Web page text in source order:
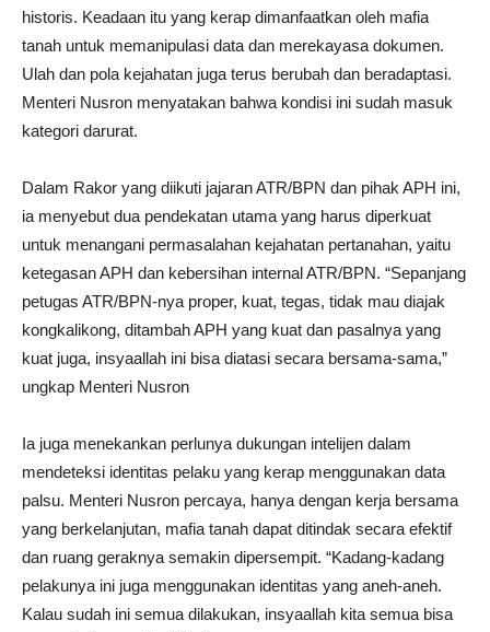
historis. Keadaan itu yang kerap dimanfaatkan oleh mafia
tanah untuk memanipulasi data dan merekayasa dokumen.
Ulah dan pola kejahatan juga terus berubah dan beradaptasi.
Menteri Nusron menyatakan bahwa kondisi ini sudah masuk
kategori darurat.
Dalam Rakor yang diikuti jajaran ATR/BPN dan pihak APH ini,
ia menyebut dua pendekatan utama yang harus diperkuat
untuk menangani permasalahan kejahatan pertanahan, yaitu
ketegasan APH dan kebersihan internal ATR/BPN. “Sepanjang
petugas ATR/BPN-nya proper, kuat, tegas, tidak mau diajak
kongkalikong, ditambah APH yang kuat dan pasalnya yang
kuat juga, insyaallah ini bisa diatasi secara bersama-sama,”
ungkap Menteri Nusron
Ia juga menekankan perlunya dukungan intelijen dalam
mendeteksi identitas pelaku yang kerap menggunakan data
palsu. Menteri Nusron percaya, hanya dengan kerja bersama
yang berkelanjutan, mafia tanah dapat ditindak secara efektif
dan ruang geraknya semakin dipersempit. “Kadang-kadang
pelakunya ini juga menggunakan identitas yang aneh-aneh.
Kalau sudah ini semua dilakukan, insyaallah kita semua bisa